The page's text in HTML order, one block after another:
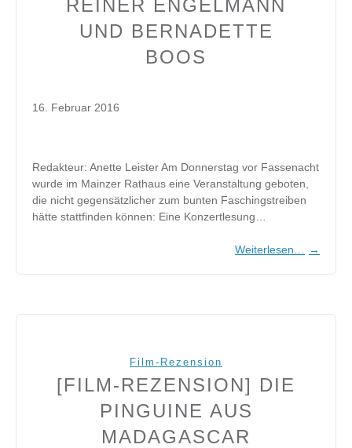
REINER ENGELMANN
UND BERNADETTE
BOOS
16. Februar 2016
Redakteur: Anette Leister Am Donnerstag vor Fassenacht
wurde im Mainzer Rathaus eine Veranstaltung geboten,
die nicht gegensätzlicher zum bunten Faschingstreiben
hätte stattfinden können: Eine Konzertlesung…
Weiterlesen… →
Film-Rezension
[FILM-REZENSION] DIE
PINGUINE AUS
MADAGASCAR